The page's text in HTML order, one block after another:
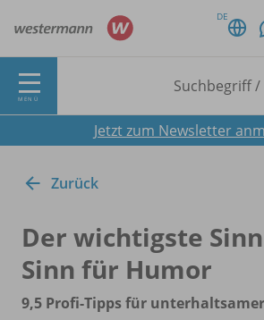
DE
MENÜ
Jetzt zum Newsletter
Zurück
Der wichtigste
Sinn für Humor
9,5 Profi-Tipps für